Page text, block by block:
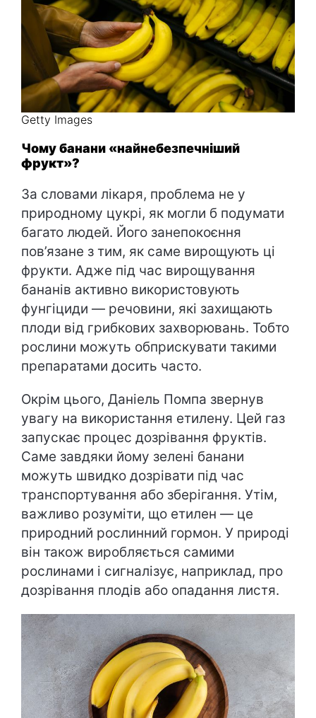
Getty Images
Чому банани «найнебезпечніший
фрукт»?
За словами лікаря, проблема не у
природному цукрі, як могли б подумати
багато людей. Його занепокоєння
пов’язане з тим, як саме вирощують ці
фрукти. Адже під час вирощування
бананів активно використовують
фунгіциди — речовини, які захищають
плоди від грибкових захворювань. Тобто
рослини можуть обприскувати такими
препаратами досить часто.
Окрім цього, Даніель Помпа звернув
увагу на використання етилену. Цей газ
запускає процес дозрівання фруктів.
Саме завдяки йому зелені банани
можуть швидко дозрівати під час
транспортування або зберігання. Утім,
важливо розуміти, що етилен — це
природний рослинний гормон. У природі
він також виробляється самими
рослинами і сигналізує, наприклад, про
дозрівання плодів або опадання листя.